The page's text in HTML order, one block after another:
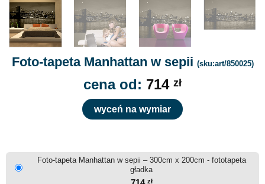
Foto-tapeta Manhattan w sepii (sku:art/850025)
cena od: 714 zł
wyceń na wymiar
Foto-tapeta Manhattan w sepii – 300cm x 200cm - fototapeta
gładka
zł